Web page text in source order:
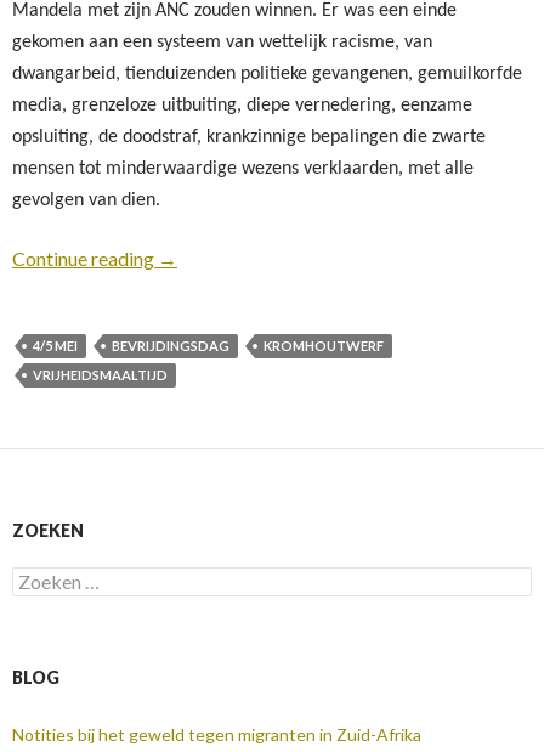
Mandela met zijn ANC zouden winnen. Er was een einde
gekomen aan een systeem van wettelijk racisme, van
dwangarbeid, tienduizenden politieke gevangenen, gemuilkorfde
media, grenzeloze uitbuiting, diepe vernedering, eenzame
opsluiting, de doodstraf, krankzinnige bepalingen die zwarte
mensen tot minderwaardige wezens verklaarden, met alle
gevolgen van dien.
Continue reading →
4/5 MEI BEVRIJDINGSDAG
KROMHOUTWERF
VRIJHEIDSMAALTIJD
ZOEKEN
Zoeken
naar:
BLOG
Notities bij het geweld tegen migranten in Zuid-Afrika